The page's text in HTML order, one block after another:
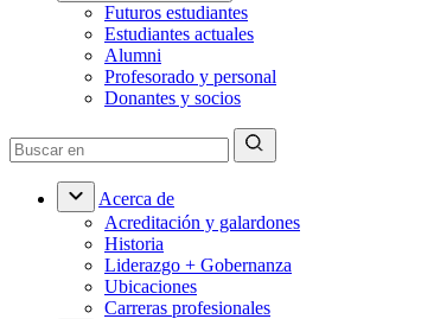
Futuros estudiantes
Estudiantes actuales
Alumni
Profesorado y personal
Donantes y socios
Acerca de
Acreditación y galardones
Historia
Liderazgo + Gobernanza
Ubicaciones
Carreras profesionales